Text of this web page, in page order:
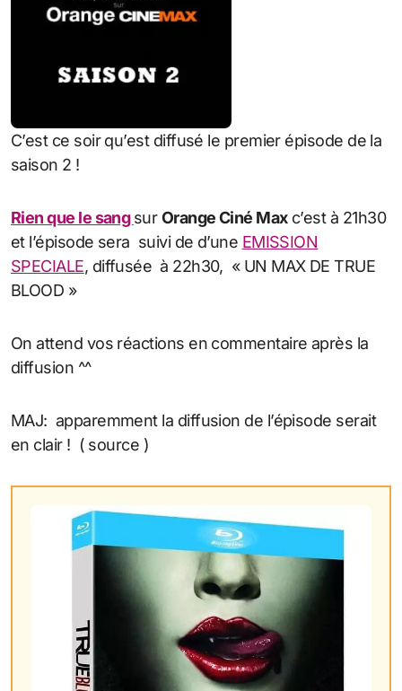
C’est ce soir qu’est diffusé le premier épisode de la
saison 2 !
Rien que le sangsurOrange Ciné Maxc’est à 21h30
et l’épisode sera suivi de d’une EMISSION
SPECIALE, diffusée à 22h30, « UN MAX DE TRUE
BLOOD »
On attend vos réactions en commentaire après la
diffusion ^^
MAJ: apparemment la diffusion de l’épisode serait
en clair ! ( source )